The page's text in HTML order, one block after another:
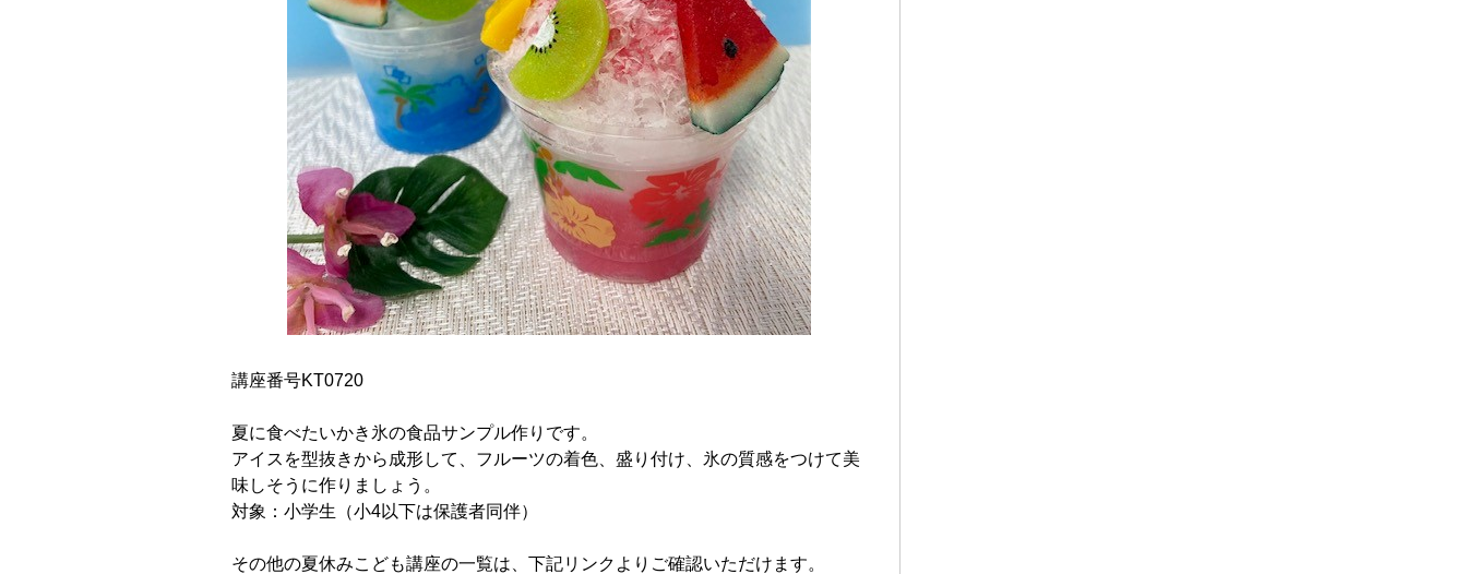
講座番号KT0720
夏に食べたいかき氷の食品サンプル作りです。
アイスを型抜きから成形して、フルーツの着色、盛り付け、氷の質感をつけて美
味しそうに作りましょう。
対象：小学生（小4以下は保護者同伴）
その他の夏休みこども講座の一覧は、下記リンクよりご確認いただけます。